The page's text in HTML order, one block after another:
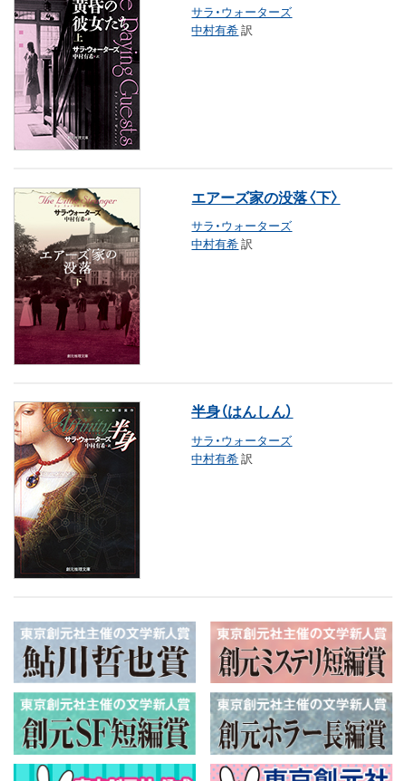
サラ・ウォーターズ
中村有希訳
エアーズ家の没落〈下〉
サラ・ウォーターズ
中村有希訳
半身（はんしん）
サラ・ウォーターズ
中村有希訳